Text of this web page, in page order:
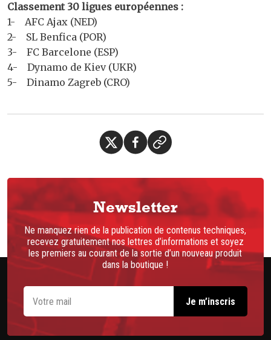
Classement 30 ligues européennes :
1- AFC Ajax (NED)
2- SL Benfica (POR)
3- FC Barcelone (ESP)
4- Dynamo de Kiev (UKR)
5- Dinamo Zagreb (CRO)
Newsletter
Ne manquez rien de la publication de contenus techniques,
recevez gratuitement nos lettres d’informations et soyez
les premiers au courant de la sortie d’un nouveau produit
dans la boutique !